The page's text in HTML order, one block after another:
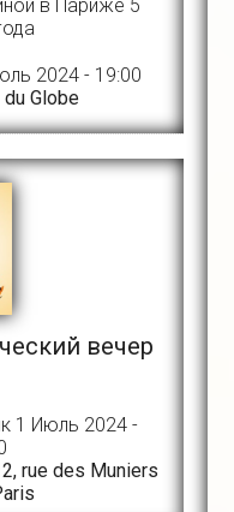
в Париже 5
2024 - 19:00
Globe
вечер
1 Июль 2024 -
rue des Muniers